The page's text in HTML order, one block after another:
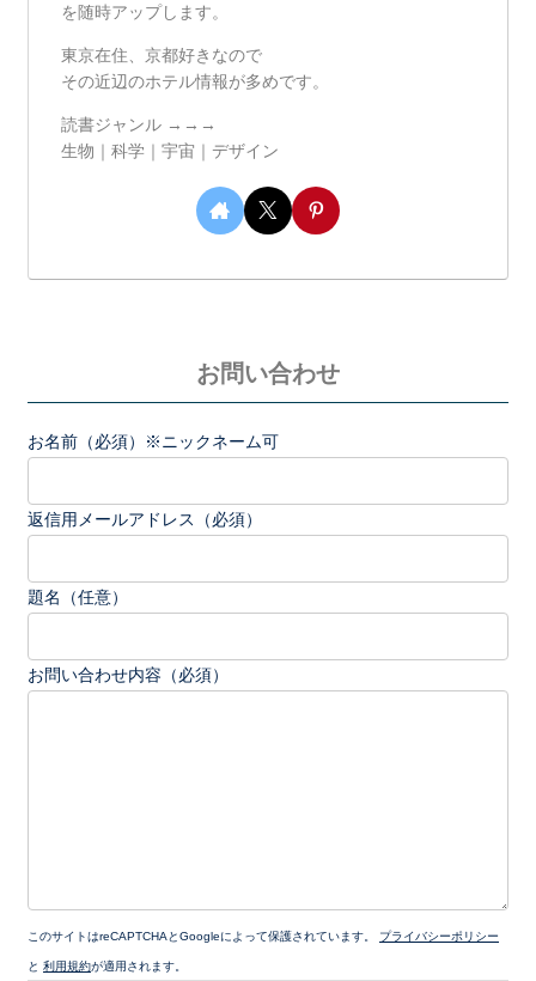
を随時アップします。
東京在住、京都好きなので
その近辺のホテル情報が多めです。
読書ジャンル →→→
生物｜科学｜宇宙｜デザイン
お問い合わせ
お名前（必須）※ニックネーム可
返信用メールアドレス（必須）
題名（任意）
お問い合わせ内容（必須）
このサイトはreCAPTCHAとGoogleによって保護されています。 プライバシーポリシー
と 利用規約が適用されます。